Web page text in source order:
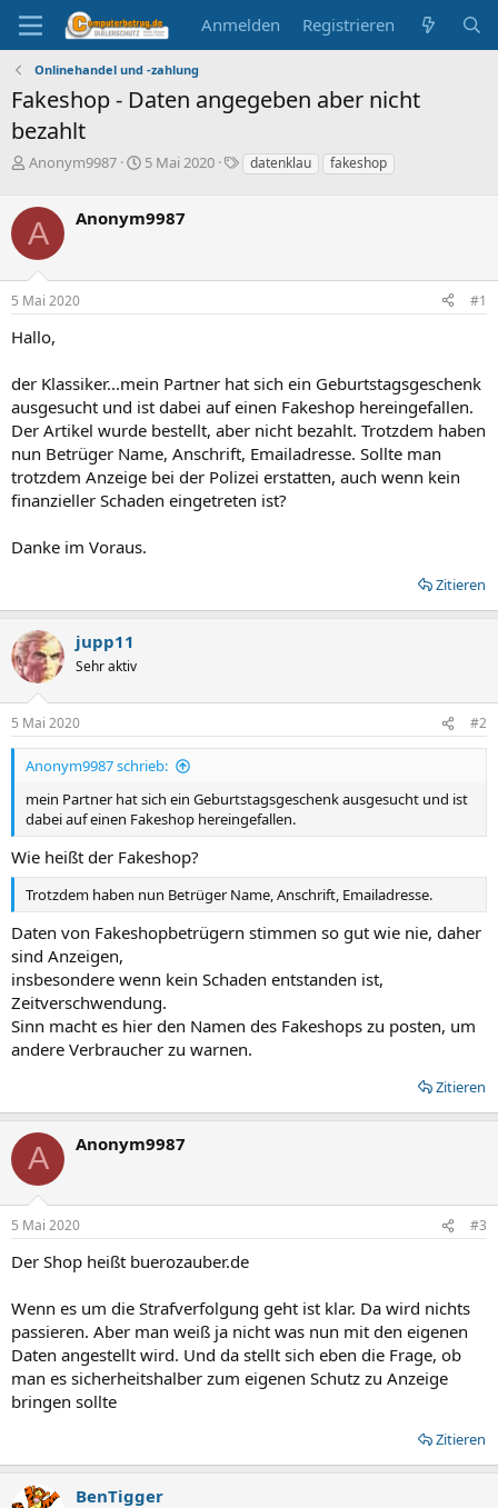
Anmelden Registrieren
Onlinehandel und -zahlung
Fakeshop - Daten angegeben aber nicht
bezahlt
E
e
l
l
e
r
Anonym9987
E
t
l
a
5 Mai 2020
S
w
r
datenklau fakeshop
A Anonym9987
5 Mai 2020 #1
Hallo,
der Klassiker...mein Partner hat sich ein Geburtstagsgeschenk
ausgesucht und ist dabei auf einen Fakeshop hereingefallen.
Der Artikel wurde bestellt, aber nicht bezahlt. Trotzdem haben
nun Betrüger Name, Anschrift, Emailadresse. Sollte man
trotzdem Anzeige bei der Polizei erstatten, auch wenn kein
finanzieller Schaden eingetreten ist?
Danke im Voraus.
Zitieren
jupp11
Sehr aktiv
5 Mai 2020 #2
Anonym9987 schrieb:
mein Partner hat sich ein Geburtstagsgeschenk ausgesucht und ist
dabei auf einen Fakeshop hereingefallen.
Wie heißt der Fakeshop?
Trotzdem haben nun Betrüger Name, Anschrift, Emailadresse.
Daten von Fakeshopbetrügern stimmen so gut wie nie, daher
sind Anzeigen,
insbesondere wenn kein Schaden entstanden ist,
Zeitverschwendung.
Sinn macht es hier den Namen des Fakeshops zu posten, um
andere Verbraucher zu warnen.
Zitieren
A Anonym9987
5 Mai 2020 #3
Der Shop heißt buerozauber.de
Wenn es um die Strafverfolgung geht ist klar. Da wird nichts
passieren. Aber man weiß ja nicht was nun mit den eigenen
Daten angestellt wird. Und da stellt sich eben die Frage, ob
man es sicherheitshalber zum eigenen Schutz zu Anzeige
bringen sollte
Zitieren
BenTigger